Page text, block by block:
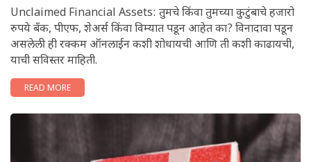
Unclaimed Financial Assets: तुमचे किंवा तुमच्या कुटुंबाचे हजारो
रुपये बँक, पीएफ, शेअर्स किंवा विम्यात पडून आहेत का? विनादावा पडून
असलेली ही रक्कम ऑनलाईन कशी शोधायची आणि ती कशी काढायची,
याची सविस्तर माहिती.
READ MORE